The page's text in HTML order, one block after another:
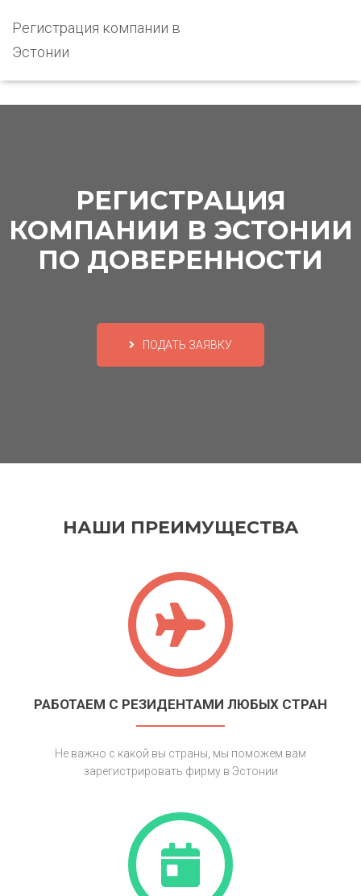
Регистрация компании в
Эстонии
РЕГИСТРАЦИЯ
КОМПАНИИ В ЭСТОНИИ
ПО ДОВЕРЕННОСТИ
ПОДАТЬ ЗАЯВКУ
НАШИ ПРЕИМУЩЕСТВА
РАБОТАЕМ С РЕЗИДЕНТАМИ ЛЮБЫХ СТРАН
Не важно с какой вы страны, мы поможем вам
зарегистрировать фирму в Эстонии